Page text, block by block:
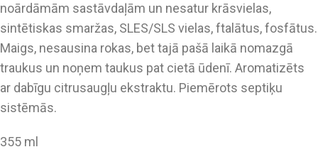
noārdāmām sastāvdaļām un nesatur krāsvielas,
sintētiskas smaržas, SLES/SLS vielas, ftalātus, fosfātus.
Maigs, nesausina rokas, bet tajā pašā laikā nomazgā
traukus un noņem taukus pat cietā ūdenī. Aromatizēts
ar dabīgu citrusaugļu ekstraktu. Piemērots septiķu
sistēmās.
355 ml